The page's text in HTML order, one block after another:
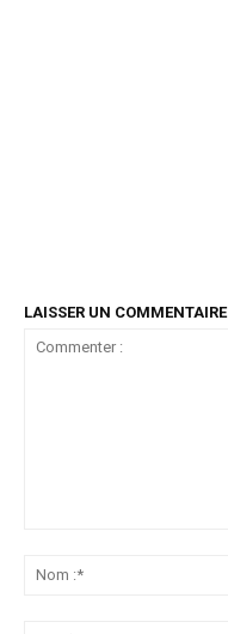
LAISSER UN COMMENTAIRE